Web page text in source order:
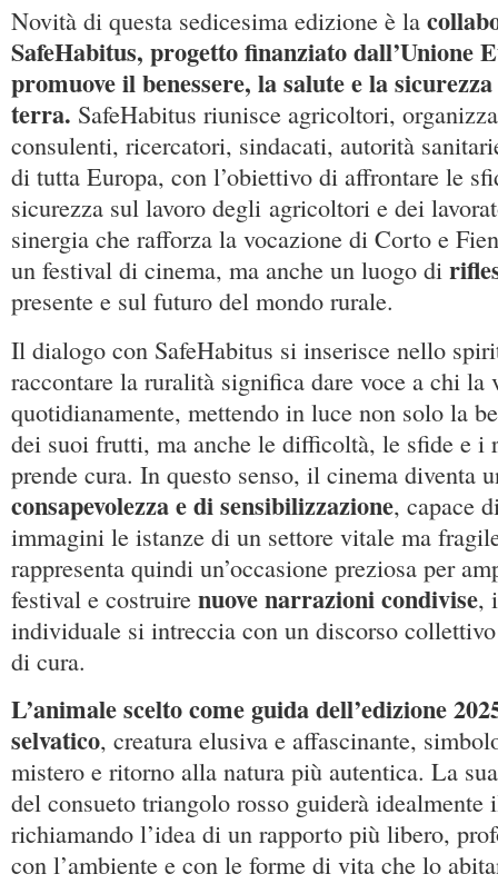
Novità di questa sedicesima edizione è la
SafeHabitus, progetto finanziato dall’Unione
promuove il benessere, la salute e la
terra. SafeHabitus riunisce agricoltori,
consulenti, ricercatori, sindacati, autorità
di tutta Europa, con l’obiettivo di affrontare le
sicurezza sul lavoro degli agricoltori e dei
sinergia che rafforza la vocazione di Corto e
un festival di cinema, ma anche un luogo di
presente e sul futuro del mondo rurale.
Il dialogo con SafeHabitus si inserisce nello
raccontare la ruralità significa dare voce a chi la
quotidianamente, mettendo in luce non solo la
dei suoi frutti, ma anche le difficoltà, le sfide e i
prende cura. In questo senso, il cinema diventa
consapevolezza e di sensibilizzazione, capace
immagini le istanze di un settore vitale ma
rappresenta quindi un’occasione preziosa per
festival e costruire nuove narrazioni condivise,
individuale si intreccia con un discorso
di cura.
L’animale scelto come guida dell’edizione
selvatico, creatura elusiva e affascinante,
mistero e ritorno alla natura più autentica. La
del consueto triangolo rosso guiderà idealmente
richiamando l’idea di un rapporto più libero,
con l’ambiente e con le forme di vita che lo